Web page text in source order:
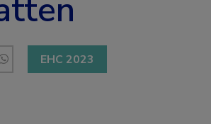
EHC 2023